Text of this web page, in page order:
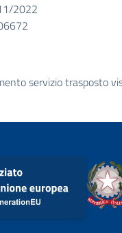
2022
servizio trasposto